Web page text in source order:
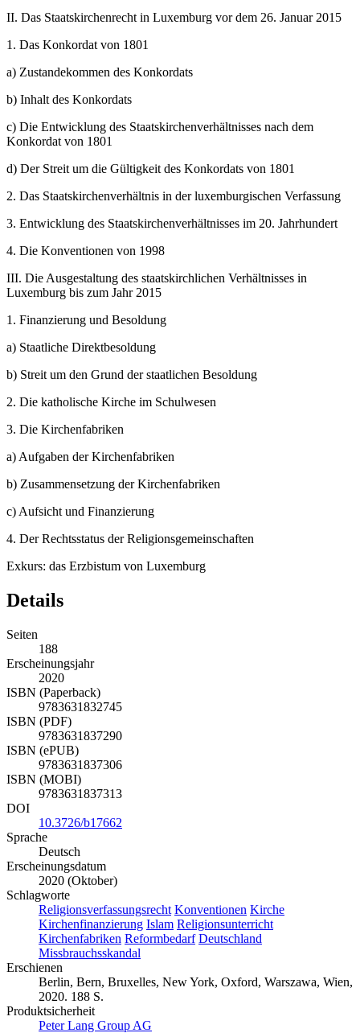
II. Das Staatskirchenrecht in Luxemburg vor dem 26. Januar 2015
1. Das Konkordat von 1801
a) Zustandekommen des Konkordats
b) Inhalt des Konkordats
c) Die Entwicklung des Staatskirchenverhältnisses nach dem
Konkordat von 1801
d) Der Streit um die Gültigkeit des Konkordats von 1801
2. Das Staatskirchenverhältnis in der luxemburgischen Verfassung
3. Entwicklung des Staatskirchenverhältnisses im 20. Jahrhundert
4. Die Konventionen von 1998
III. Die Ausgestaltung des staatskirchlichen Verhältnisses in
Luxemburg bis zum Jahr 2015
1. Finanzierung und Besoldung
a) Staatliche Direktbesoldung
b) Streit um den Grund der staatlichen Besoldung
2. Die katholische Kirche im Schulwesen
3. Die Kirchenfabriken
a) Aufgaben der Kirchenfabriken
b) Zusammensetzung der Kirchenfabriken
c) Aufsicht und Finanzierung
4. Der Rechtsstatus der Religionsgemeinschaften
Exkurs: das Erzbistum von Luxemburg
Details
Seiten
188
Erscheinungsjahr
2020
ISBN (Paperback)
9783631832745
ISBN (PDF)
9783631837290
ISBN (ePUB)
9783631837306
ISBN (MOBI)
9783631837313
DOI
10.3726/b17662
Sprache
Deutsch
Erscheinungsdatum
2020 (Oktober)
Schlagworte
Religionsverfassungsrecht Konventionen Kirche
Kirchenfinanzierung Islam Religionsunterricht
Kirchenfabriken Reformbedarf Deutschland
Missbrauchsskandal
Erschienen
Berlin, Bern, Bruxelles, New York, Oxford, Warszawa, Wien,
2020. 188 S.
Produktsicherheit
Peter Lang Group AG